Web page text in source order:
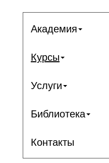
Академия
Курсы
Услуги
Библиотека
Контакты